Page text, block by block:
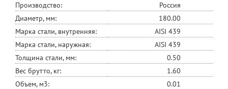
Производство:
Россия
Диаметр, мм:
180.00
Марка стали, внутренняя:
AISI 439
Марка стали, наружная:
AISI 439
Толщина стали, мм:
0.50
Вес брутто, кг:
1.60
Объем, м3:
0.01